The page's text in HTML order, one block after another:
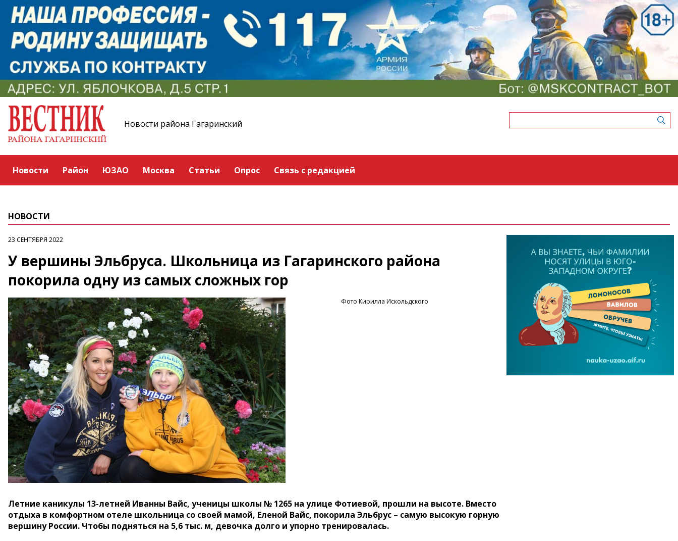
Новости района Гагаринский
Новости Район ЮЗАО Москва Статьи Опрос Связь с редакцией
НОВОСТИ
23 СЕНТЯБРЯ 2022
У вершины Эльбруса. Школьница из Гагаринского района
покорила одну из самых сложных гор
Фото Кирилла Искольдского
Летние каникулы 13-летней Иванны Вайс, ученицы школы № 1265 на улице Фотиевой, прошли на высоте. Вместо
отдыха в комфортном отеле школьница со своей мамой, Еленой Вайс, покорила Эльбрус – самую высокую горную
вершину России. Чтобы подняться на 5,6 тыс. м, девочка долго и упорно тренировалась.